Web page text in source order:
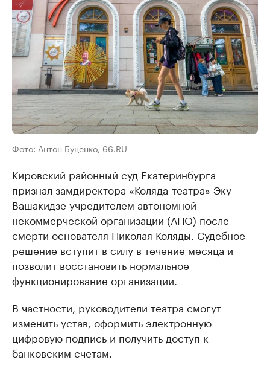
Фото: Антон Буценко, 66.RU
Кировский районный суд Екатеринбурга
признал замдиректора «Коляда-театра» Эку
Вашакидзе учредителем автономной
некоммерческой организации (АНО) после
смерти основателя Николая Коляды. Судебное
решение вступит в силу в течение месяца и
позволит восстановить нормальное
функционирование организации.
В частности, руководители театра смогут
изменить устав, оформить электронную
цифровую подпись и получить доступ к
банковским счетам.